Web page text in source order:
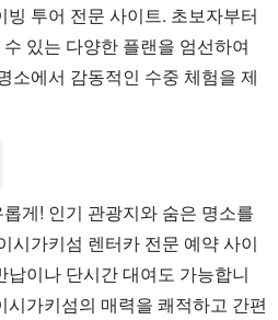
투어 전문 사이트. 초보자부터
있는 다양한 플랜을 엄선하여
소에서 감동적인 수중 체험을 제
게! 인기 관광지와 숨은 명소를
시가키섬 렌터카 전문 예약 사이
이나 단시간 대여도 가능합니
가키섬의 매력을 쾌적하고 간편